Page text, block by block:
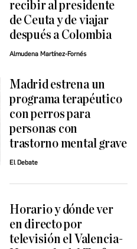
recibir al presidente
de Ceuta y de viajar
después a Colombia
Almudena Martínez-Fornés
Madrid estrena un
programa terapéutico
con perros para
personas con
trastorno mental grave
El Debate
Horario y dónde ver
en directo por
televisión el Valencia-